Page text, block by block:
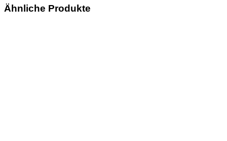
Ähnliche Produkte